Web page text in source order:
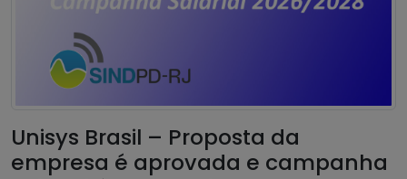
Unisys Brasil – Proposta da
empresa é aprovada e campanha